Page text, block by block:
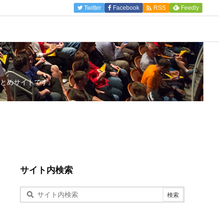
Twitter Facebook  RSS Feedly
めサイトです。
サイト内検索